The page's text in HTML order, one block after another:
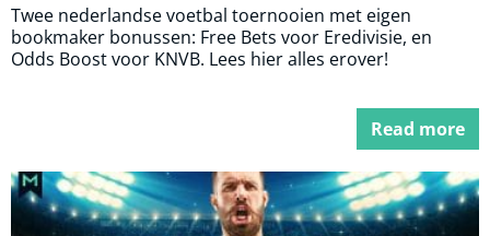
Twee nederlandse voetbal toernooien met eigen
bookmaker bonussen: Free Bets voor Eredivisie, en
Odds Boost voor KNVB. Lees hier alles erover!
Read more